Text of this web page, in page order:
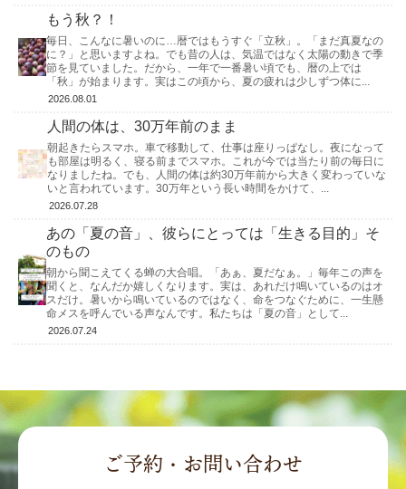
もう秋？！
毎日、こんなに暑いのに…暦ではもうすぐ「立秋」。「まだ真夏なの
に？」と思いますよね。でも昔の人は、気温ではなく太陽の動きで季
節を見ていました。だから、一年で一番暑い頃でも、暦の上では
「秋」が始まります。実はこの頃から、夏の疲れは少しずつ体に...
2026.08.01
人間の体は、30万年前のまま
朝起きたらスマホ。車で移動して、仕事は座りっぱなし。夜になって
も部屋は明るく、寝る前までスマホ。これが今では当たり前の毎日に
なりましたね。でも、人間の体は約30万年前から大きく変わっていな
いと言われています。30万年という長い時間をかけて、...
2026.07.28
あの「夏の音」、彼らにとっては「生きる目的」そ
のもの
朝から聞こえてくる蝉の大合唱。「あぁ、夏だなぁ。」毎年この声を
聞くと、なんだか嬉しくなります。実は、あれだけ鳴いているのはオ
スだけ。暑いから鳴いているのではなく、命をつなぐために、一生懸
命メスを呼んでいる声なんです。私たちは「夏の音」として...
2026.07.24
ご予約・お問い合わせ